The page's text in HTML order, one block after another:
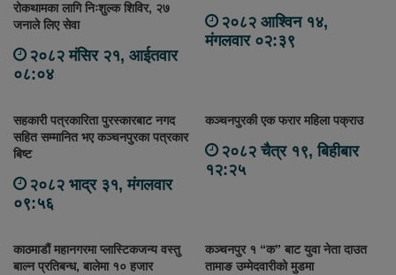
रोकथामका लागि निःशुल्क शिविर, २७
जनाले लिए सेवा
२०८२ मंसिर २१, आईतवार
०८:०४
२०८२ आश्विन १४,
मंगलवार ०२:३९
सहकारी पत्रकारिता पुरस्कारबाट नगद
सहित सम्मानित भए कञ्चनपुरका पत्रकार
बिष्ट
२०८२ भाद्र ३१, मंगलवार
०९:५६
कञ्चनपुरकी एक फरार महिला पक्राउ
२०८२ चैत्र १९, बिहीबार
१२:२५
काठमाडौं महानगरमा प्लास्टिकजन्य वस्तु
बाल्न प्रतिबन्ध, बालेमा १० हजार
कञ्चनपुर १ “क” बाट युवा नेता दाउत
तामाङ उम्मेदवारीको मुडमा